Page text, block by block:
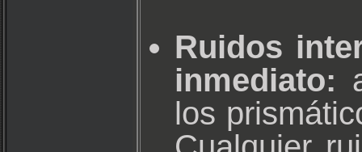
Ruidos
inmediato:
los